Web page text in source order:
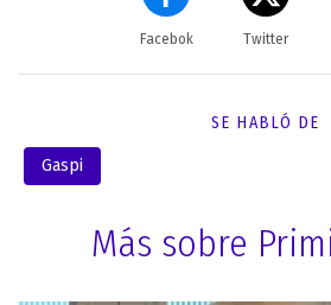
Facebok Twitter
SE HABLÓ DE
Gaspi
Más sobre